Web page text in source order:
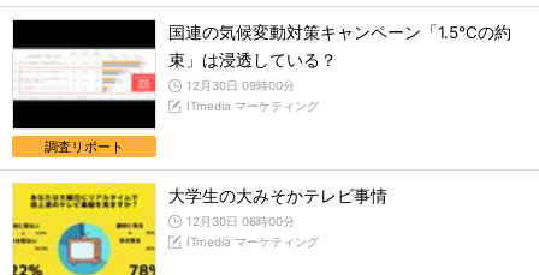
調査リポート
国連の気候変動対策キャンペーン「1.5℃の約
束」は浸透している？
12月30日 09時00分
ITmedia マーケティング
大学生の大みそかテレビ事情
12月30日 06時00分
ITmedia マーケティング